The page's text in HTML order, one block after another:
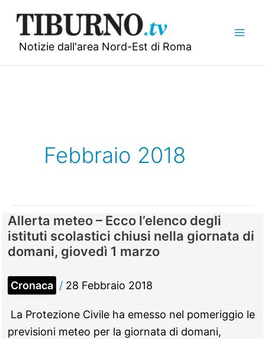
contenuto
Notizie dall'area Nord-Est di Roma
Febbraio 2018
Allerta meteo – Ecco l’elenco degli
istituti scolastici chiusi nella giornata di
domani, giovedì 1 marzo
Cronaca / 28 Febbraio 2018
La Protezione Civile ha emesso nel pomeriggio le
previsioni meteo per la giornata di domani,